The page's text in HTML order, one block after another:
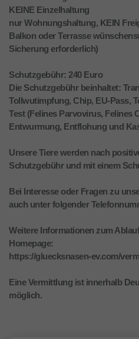
KEINE Einzelhaltung
nur Wohnungshaltung, KEIN
Balkon oder Terrasse
Sicherung erforderlich)
Schutzgebühr: 240 Euro
Die Schutzgebühr beinhaltet:
Tollwutimpfung, Chip, EU-Pass,
Test (Felines Parvovirus, Felines
Entwurmung, Entflohung und
Unsere Tiere werden nach
Schutzgebühr und mit einem
Bei Interesse oder Fragen zu
auch unter folgender
Weitere Informationen zum
Homepage:
https://gluecksnasen-ev.com/
Eine Vermittlung ist innerhalb
möglich.